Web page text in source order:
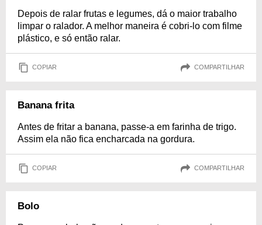
Depois de ralar frutas e legumes, dá o maior trabalho
limpar o ralador. A melhor maneira é cobri-lo com filme
plástico, e só então ralar.
COPIAR COMPARTILHAR
Banana frita
Antes de fritar a banana, passe-a em farinha de trigo.
Assim ela não fica encharcada na gordura.
COPIAR COMPARTILHAR
Bolo